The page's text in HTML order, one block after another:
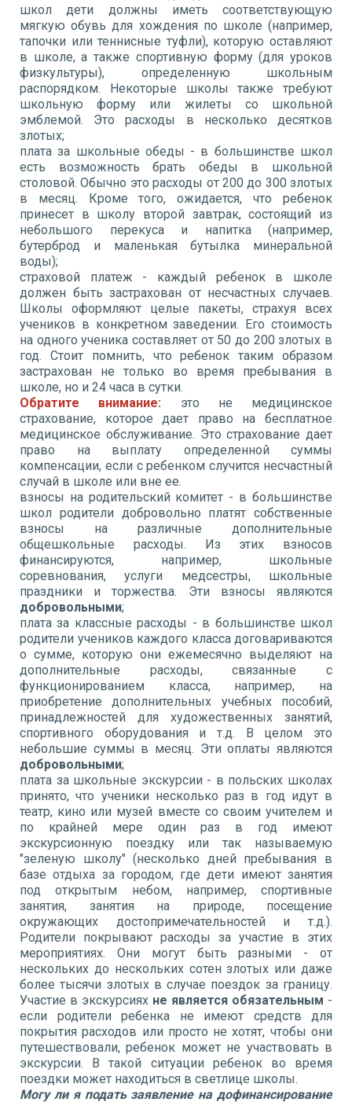
школ дети должны иметь соответствующую
мягкую обувь для хождения по школе (например,
тапочки или теннисные туфли), которую оставляют
в школе, а также спортивную форму (для уроков
физкультуры), определенную школьным
распорядком. Некоторые школы также требуют
школьную форму или жилеты со школьной
эмблемой. Это расходы в несколько десятков
злотых;
плата за школьные обеды - в большинстве школ
есть возможность брать обеды в школьной
столовой. Обычно это расходы от 200 до 300 злотых
в месяц. Кроме того, ожидается, что ребенок
принесет в школу второй завтрак, состоящий из
небольшого перекуса и напитка (например,
бутерброд и маленькая бутылка минеральной
воды);
страховой платеж - каждый ребенок в школе
должен быть застрахован от несчастных случаев.
Школы оформляют целые пакеты, страхуя всех
учеников в конкретном заведении. Его стоимость
на одного ученика составляет от 50 до 200 злотых в
год. Стоит помнить, что ребенок таким образом
застрахован не только во время пребывания в
школе, но и 24 часа в сутки.
Обратите внимание: это не медицинское
страхование, которое дает право на бесплатное
медицинское обслуживание. Это страхование дает
право на выплату определенной суммы
компенсации, если с ребенком случится несчастный
случай в школе или вне ее.
взносы на родительский комитет - в большинстве
школ родители добровольно платят собственные
взносы на различные дополнительные
общешкольные расходы. Из этих взносов
финансируются, например, школьные
соревнования, услуги медсестры, школьные
праздники и торжества. Эти взносы являются
добровольными;
плата за классные расходы - в большинстве школ
родители учеников каждого класса договариваются
о сумме, которую они ежемесячно выделяют на
дополнительные расходы, связанные с
функционированием класса, например, на
приобретение дополнительных учебных пособий,
принадлежностей для художественных занятий,
спортивного оборудования и т.д. В целом это
небольшие суммы в месяц. Эти оплаты являются
добровольными;
плата за школьные экскурсии - в польских школах
принято, что ученики несколько раз в год идут в
театр, кино или музей вместе со своим учителем и
по крайней мере один раз в год имеют
экскурсионную поездку или так называемую
"зеленую школу" (несколько дней пребывания в
базе отдыха за городом, где дети имеют занятия
под открытым небом, например, спортивные
занятия, занятия на природе, посещение
окружающих достопримечательностей и т.д.).
Родители покрывают расходы за участие в этих
мероприятиях. Они могут быть разными - от
нескольких до нескольких сотен злотых или даже
более тысячи злотых в случае поездок за границу.
Участие в экскурсиях не является обязательным -
если родители ребенка не имеют средств для
покрытия расходов или просто не хотят, чтобы они
путешествовали, ребенок может не участвовать в
экскурсии. В такой ситуации ребенок во время
поездки может находиться в светлице школы.
Могу ли я подать заявление на дофинансирование